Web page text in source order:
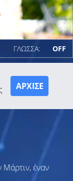
ΓΛΩΣΣΑ: OFF
ΑΡΧΙΣΕ
Μάρτιν, έναν